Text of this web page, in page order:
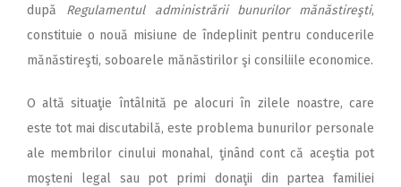
după Regulamentul administrării bunurilor mănăstireşti,
constituie o nouă misiune de îndeplinit pentru conducerile
mănăstireşti, soboarele mănăstirilor şi consiliile economice.
O altă situaţie întâlnită pe alocuri în zilele noastre, care
este tot mai discutabilă, este problema bunurilor personale
ale membrilor cinului monahal, ţinând cont că aceştia pot
moşteni legal sau pot primi donaţii din partea familiei